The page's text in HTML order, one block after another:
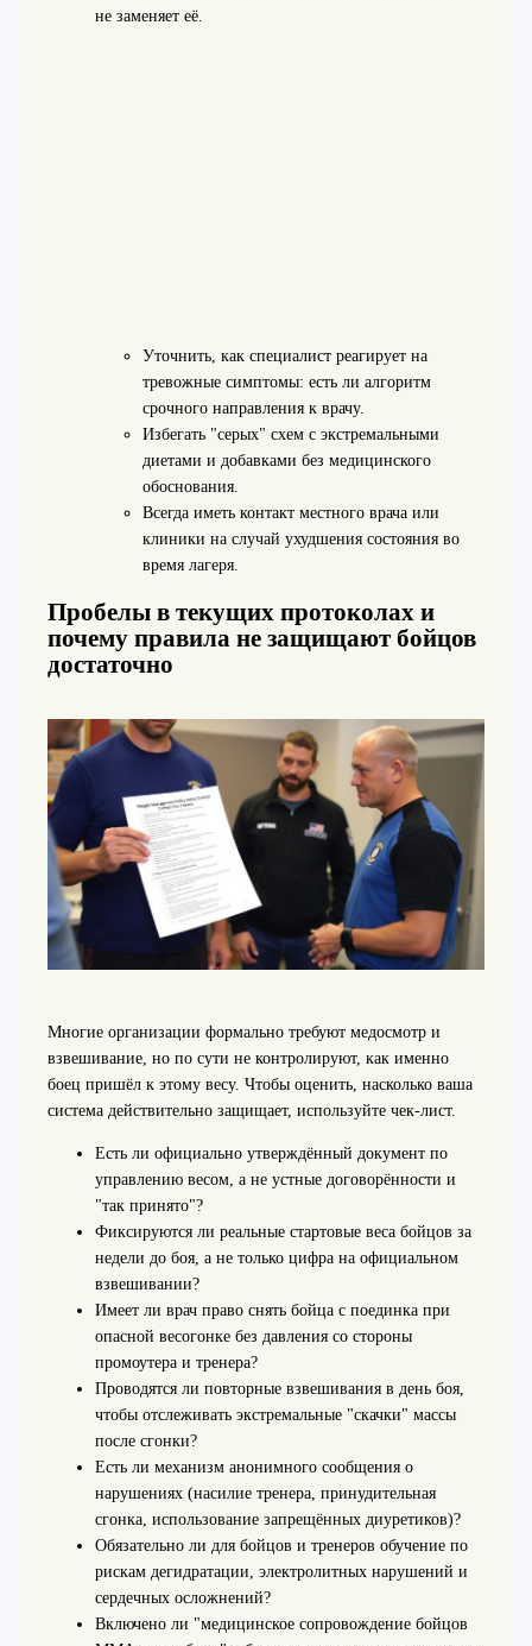
не заменяет её.
Уточнить, как специалист реагирует на
тревожные симптомы: есть ли алгоритм
срочного направления к врачу.
Избегать "серых" схем с экстремальными
диетами и добавками без медицинского
обоснования.
Всегда иметь контакт местного врача или
клиники на случай ухудшения состояния во
время лагеря.
Пробелы в текущих протоколах и
почему правила не защищают бойцов
достаточно
Многие организации формально требуют медосмотр и
взвешивание, но по сути не контролируют, как именно
боец пришёл к этому весу. Чтобы оценить, насколько ваша
система действительно защищает, используйте чек-лист.
Есть ли официально утверждённый документ по
управлению весом, а не устные договорённости и
"так принято"?
Фиксируются ли реальные стартовые веса бойцов за
недели до боя, а не только цифра на официальном
взвешивании?
Имеет ли врач право снять бойца с поединка при
опасной весогонке без давления со стороны
промоутера и тренера?
Проводятся ли повторные взвешивания в день боя,
чтобы отслеживать экстремальные "скачки" массы
после сгонки?
Есть ли механизм анонимного сообщения о
нарушениях (насилие тренера, принудительная
сгонка, использование запрещённых диуретиков)?
Обязательно ли для бойцов и тренеров обучение по
рискам дегидратации, электролитных нарушений и
сердечных осложнений?
Включено ли "медицинское сопровождение бойцов